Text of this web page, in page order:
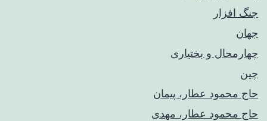
جنگ افزار
جهان
چهارمحال و بختیاری
چین
حاج محمود عطار، پیمان
حاج محمود عطار، مهدی